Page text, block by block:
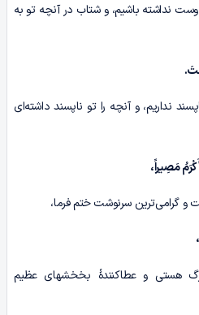
نداشته باشیم، و شتاب در آنچه تو به
نداریم، و آنچه را تو ناپسند داشته‌ای
مَصِیراً،
و گرامی‌ترین سرنوشت ختم فرما،
هستی و عطاکنندۀ بخخشهای عظیم